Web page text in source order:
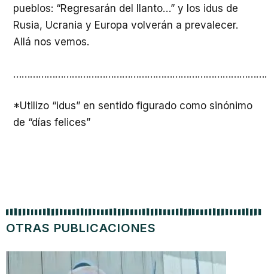
pueblos: “Regresarán del llanto…” y los idus de
Rusia, Ucrania y Europa volverán a prevalecer.
Allá nos vemos.
*Utilizo “idus” en sentido figurado como sinónimo
de “días felices”
OTRAS PUBLICACIONES